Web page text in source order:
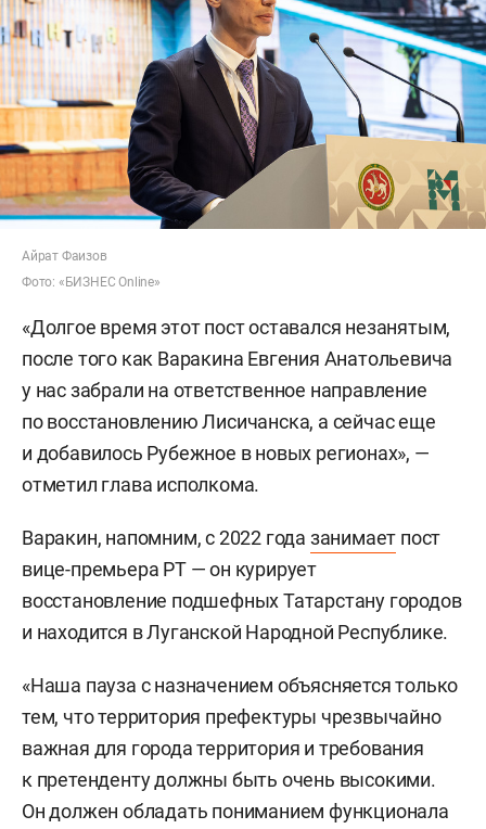
Айрат Фаизов
Фото: «БИЗНЕС Online»
«Долгое время этот пост оставался незанятым,
после того как Варакина Евгения Анатольевича
у нас забрали на ответственное направление
по восстановлению Лисичанска, а сейчас еще
и добавилось Рубежное в новых регионах», —
отметил глава исполкома.
Варакин, напомним, с 2022 года занимает пост
вице-премьера РТ — он курирует
восстановление подшефных Татарстану городов
и находится в Луганской Народной Республике.
«Наша пауза с назначением объясняется только
тем, что территория префектуры чрезвычайно
важная для города территория и требования
к претенденту должны быть очень высокими.
Он должен обладать пониманием функционала